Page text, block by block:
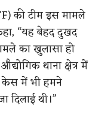
की टीम इस मामले
“यह बेहद दुखद
का खुलासा हो
थाना क्षेत्र में
केस में भी हमने
दिलाई थी।”